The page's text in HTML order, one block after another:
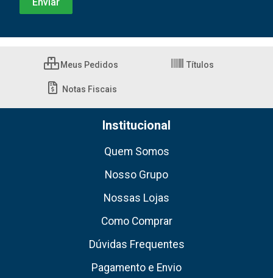
Meus Pedidos Títulos
Notas Fiscais
Institucional
Quem Somos
Nosso Grupo
Nossas Lojas
Como Comprar
Dúvidas Frequentes
Pagamento e Envio